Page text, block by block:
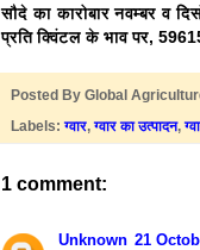
सौदे का कारोबार नवम्बर व
प्रति क्विंटल के भाव पर,
Posted By Global
Labels:ग्वार,ग्वार का उत्पादन,
1 comment:
Unknown 21